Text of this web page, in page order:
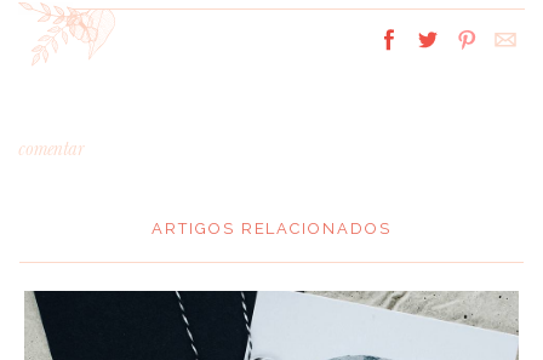
comentar
ARTIGOS RELACIONADOS